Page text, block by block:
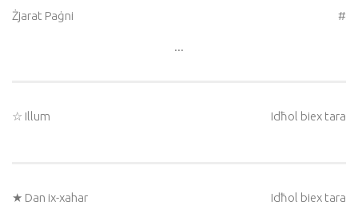
Żjarat Paġni #
...
☆ Illum Idħol biex tara
★ Dan ix-xahar Idħol biex tara